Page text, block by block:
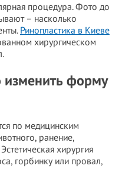
процедура. Фото до
– насколько
Ринопластика в Киеве
хирургическом
форму
по медицинским
ранение,
хирургия
горбинку или провал,